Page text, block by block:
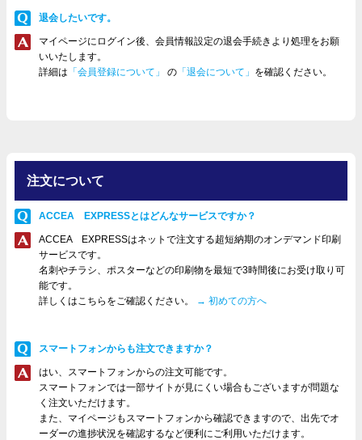
退会したいです。
マイページにログイン後、会員情報設定の退会手続きより処理をお願
いいたします。
詳細は 「会員登録について」 の 「退会について」 を確認ください。
注文について
ACCEA EXPRESSとはどんなサービスですか？
ACCEA EXPRESSはネットで注文する超短納期のオンデマンド印刷
サービスです。
名刺やチラシ、ポスターなどの印刷物を最短で3時間後にお受け取り可
能です。
詳しくはこちらをご確認ください。
→ 初めての方へ
スマートフォンからも注文できますか？
はい、スマートフォンからの注文可能です。
スマートフォンでは一部サイトが見にくい場合もございますが問題な
く注文いただけます。
また、マイページもスマートフォンから確認できますので、出先でオ
ーダーの進捗状況を確認するなど便利にご利用いただけます。